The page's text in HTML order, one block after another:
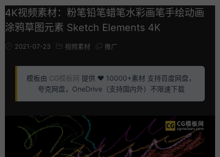
4K视频素材：粉笔铅笔蜡笔水彩画笔手绘动画
涂鸦草图元素 Sketch Elements 4K
2021-07-23 视频素材 推广
模板由 CG模板网 提供 ❤️ 10000+素材 支持百度网盘，
夸克网盘，OneDrive（支持国内外）不限速下载